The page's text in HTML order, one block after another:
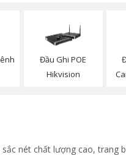
Đầu Ghi POE
Hikvision
nét chất lượng cao, trang